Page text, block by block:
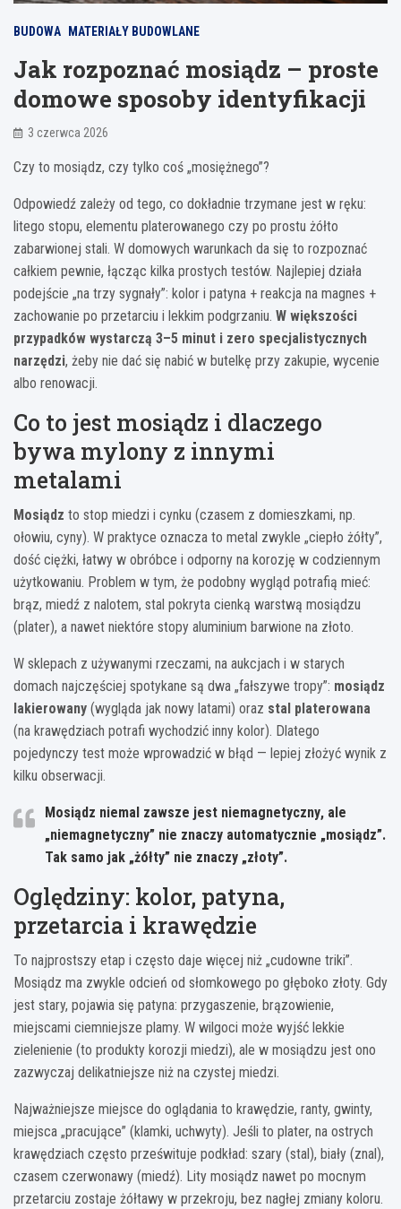
BUDOWA MATERIAŁY BUDOWLANE
Jak rozpoznać mosiądz – proste
domowe sposoby identyfikacji
3 czerwca 2026
Czy to mosiądz, czy tylko coś „mosiężnego”?
Odpowiedź zależy od tego, co dokładnie trzymane jest w ręku:
litego stopu, elementu platerowanego czy po prostu żółto
zabarwionej stali. W domowych warunkach da się to rozpoznać
całkiem pewnie, łącząc kilka prostych testów. Najlepiej działa
podejście „na trzy sygnały”: kolor i patyna + reakcja na magnes +
zachowanie po przetarciu i lekkim podgrzaniu. W większości
przypadków wystarczą 3–5 minut i zero specjalistycznych
narzędzi, żeby nie dać się nabić w butelkę przy zakupie, wycenie
albo renowacji.
Co to jest mosiądz i dlaczego
bywa mylony z innymi
metalami
Mosiądz to stop miedzi i cynku (czasem z domieszkami, np.
ołowiu, cyny). W praktyce oznacza to metal zwykle „ciepło żółty”,
dość ciężki, łatwy w obróbce i odporny na korozję w codziennym
użytkowaniu. Problem w tym, że podobny wygląd potrafią mieć:
brąz, miedź z nalotem, stal pokryta cienką warstwą mosiądzu
(plater), a nawet niektóre stopy aluminium barwione na złoto.
W sklepach z używanymi rzeczami, na aukcjach i w starych
domach najczęściej spotykane są dwa „fałszywe tropy”: mosiądz
lakierowany (wygląda jak nowy latami) oraz stal platerowana
(na krawędziach potrafi wychodzić inny kolor). Dlatego
pojedynczy test może wprowadzić w błąd — lepiej złożyć wynik z
kilku obserwacji.
Mosiądz niemal zawsze jest niemagnetyczny, ale
„niemagnetyczny” nie znaczy automatycznie „mosiądz”.
Tak samo jak „żółty” nie znaczy „złoty”.
Oględziny: kolor, patyna,
przetarcia i krawędzie
To najprostszy etap i często daje więcej niż „cudowne triki”.
Mosiądz ma zwykle odcień od słomkowego po głęboko złoty. Gdy
jest stary, pojawia się patyna: przygaszenie, brązowienie,
miejscami ciemniejsze plamy. W wilgoci może wyjść lekkie
zielenienie (to produkty korozji miedzi), ale w mosiądzu jest ono
zazwyczaj delikatniejsze niż na czystej miedzi.
Najważniejsze miejsce do oglądania to krawędzie, ranty, gwinty,
miejsca „pracujące” (klamki, uchwyty). Jeśli to plater, na ostrych
krawędziach często prześwituje podkład: szary (stal), biały (znal),
czasem czerwonawy (miedź). Lity mosiądz nawet po mocnym
przetarciu zostaje żółtawy w przekroju, bez nagłej zmiany koloru.